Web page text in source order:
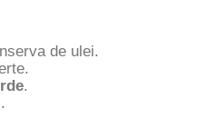
de ulei.
.
.